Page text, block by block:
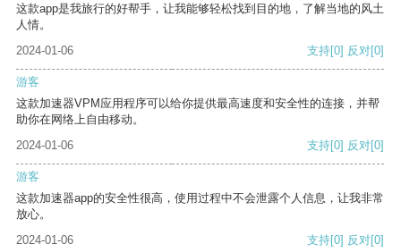
这款app是我旅行的好帮手，让我能够轻松找到目的地，了解当地的风土
人情。
2024-01-06
支持[0] 反对[0]
游客
这款加速器VPM应用程序可以给你提供最高速度和安全性的连接，并帮
助你在网络上自由移动。
2024-01-06
支持[0] 反对[0]
游客
这款加速器app的安全性很高，使用过程中不会泄露个人信息，让我非常
放心。
2024-01-06
支持[0] 反对[0]